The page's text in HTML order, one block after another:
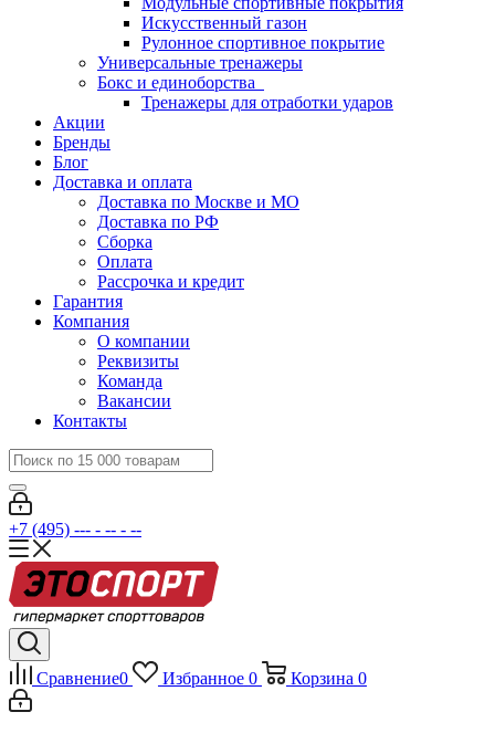
Искусственный газон
Рулонное спортивное покрытие
Универсальные тренажеры
Бокс и единоборства
Тренажеры для отработки ударов
Акции
Бренды
Блог
Доставка и оплата
Доставка по Москве и МО
Доставка по РФ
Сборка
Оплата
Рассрочка и кредит
Гарантия
Компания
О компании
Реквизиты
Команда
Вакансии
Контакты
+7 (495) --- - -- - --
Сравнение0 Избранное 0 Корзина 0